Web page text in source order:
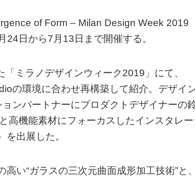
of Form – Milan Design Week 2019
日から7月13日まで開催する。
ミラノデザインウィーク2019」にて、
の環境に合わせ再構築して紹介。デザイ
ンパートナーにプロダクトデザイナーの
高機能素材にフォーカスしたインスタレ
出展した。
い“ガラスの三次元曲面成形加工技術”と